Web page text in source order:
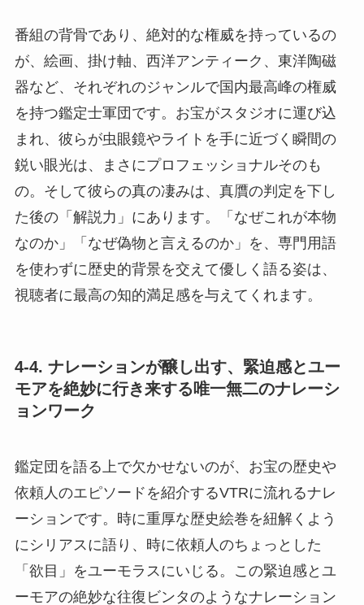
番組の背骨であり、絶対的な権威を持っているの
が、絵画、掛け軸、西洋アンティーク、東洋陶磁
器など、それぞれのジャンルで国内最高峰の権威
を持つ鑑定士軍団です。お宝がスタジオに運び込
まれ、彼らが虫眼鏡やライトを手に近づく瞬間の
鋭い眼光は、まさにプロフェッショナルそのも
の。そして彼らの真の凄みは、真贋の判定を下し
た後の「解説力」にあります。「なぜこれが本物
なのか」「なぜ偽物と言えるのか」を、専門用語
を使わずに歴史的背景を交えて優しく語る姿は、
視聴者に最高の知的満足感を与えてくれます。
4-4. ナレーションが醸し出す、緊迫感とユー
モアを絶妙に行き来する唯一無二のナレーシ
ョンワーク
鑑定団を語る上で欠かせないのが、お宝の歴史や
依頼人のエピソードを紹介するVTRに流れるナレ
ーションです。時に重厚な歴史絵巻を紐解くよう
にシリアスに語り、時に依頼人のちょっとした
「欲目」をユーモラスにいじる。この緊迫感とユ
ーモアの絶妙な往復ビンタのようなナレーション